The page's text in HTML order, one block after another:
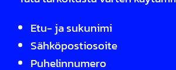
Etu- ja sukunimi
Sähköpostiosoite
Puhelinnumero